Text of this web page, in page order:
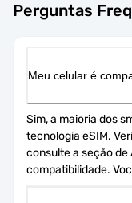
Perguntas
Meu celular é
Sim, a maioria dos
tecnologia eSIM.
consulte a seção de
compatibilidade.